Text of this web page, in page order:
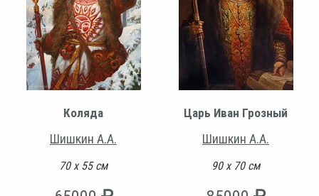
Коляда
Шишкин А.А.
70 х 55 см
Царь Иван Грозный
Шишкин А.А.
90 х 70 см